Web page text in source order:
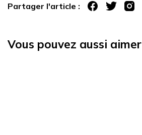
Partager l'article :
Vous pouvez aussi aimer